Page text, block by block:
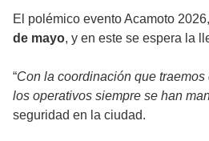
El polémico evento Acamoto
de mayo, y en este se espera la
“Con la coordinación que
los operativos siempre se han
seguridad en la ciudad.